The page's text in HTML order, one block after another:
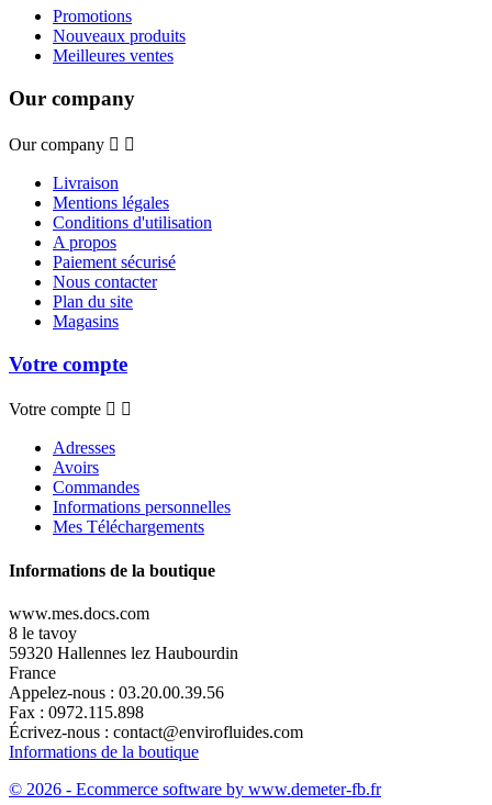
Promotions
Nouveaux produits
Meilleures ventes
Our company
Our company  
Livraison
Mentions légales
Conditions d'utilisation
A propos
Paiement sécurisé
Nous contacter
Plan du site
Magasins
Votre compte
Votre compte  
Adresses
Avoirs
Commandes
Informations personnelles
Mes Téléchargements
Informations de la boutique
www.mes.docs.com
8 le tavoy
59320 Hallennes lez Haubourdin
France
Appelez-nous : 03.20.00.39.56
Fax : 0972.115.898
Écrivez-nous : contact@envirofluides.com
Informations de la boutique
© 2026 - Ecommerce software by www.demeter-fb.fr